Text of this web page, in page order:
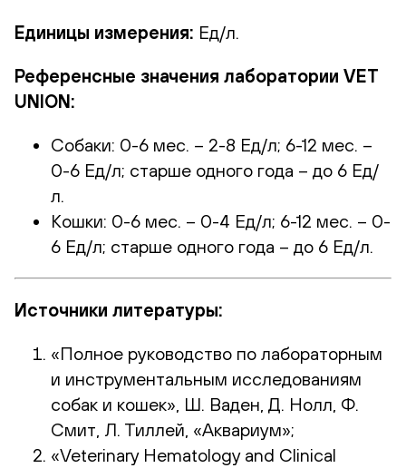
Единицы измерения: Ед/л.
Референсные значения лаборатории VET
UNION:
Собаки: 0-6 мес. – 2-8 Ед/л; 6-12 мес. –
0-6 Ед/л; старше одного года – до 6 Ед/
л.
Кошки: 0-6 мес. – 0-4 Ед/л; 6-12 мес. – 0-
6 Ед/л; старше одного года – до 6 Ед/л.
Источники литературы:
«Полное руководство по лабораторным
и инструментальным исследованиям
собак и кошек», Ш. Ваден, Д. Нолл, Ф.
Смит, Л. Тиллей, «Аквариум»;
«Veterinary Hematology and Clinical